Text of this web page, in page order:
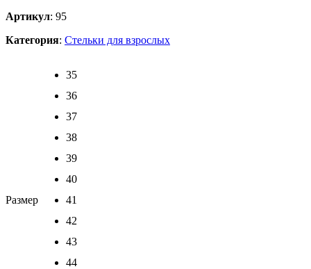
Артикул: 95
Категория: Стельки для взрослых
Размер
35
36
37
38
39
40
41
42
43
44